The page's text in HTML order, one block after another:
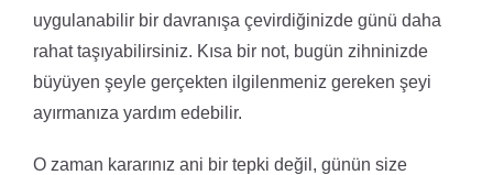
uygulanabilir bir davranışa çevirdiğinizde günü daha
rahat taşıyabilirsiniz. Kısa bir not, bugün zihninizde
büyüyen şeyle gerçekten ilgilenmeniz gereken şeyi
ayırmanıza yardım edebilir.
O zaman kararınız ani bir tepki değil, günün size